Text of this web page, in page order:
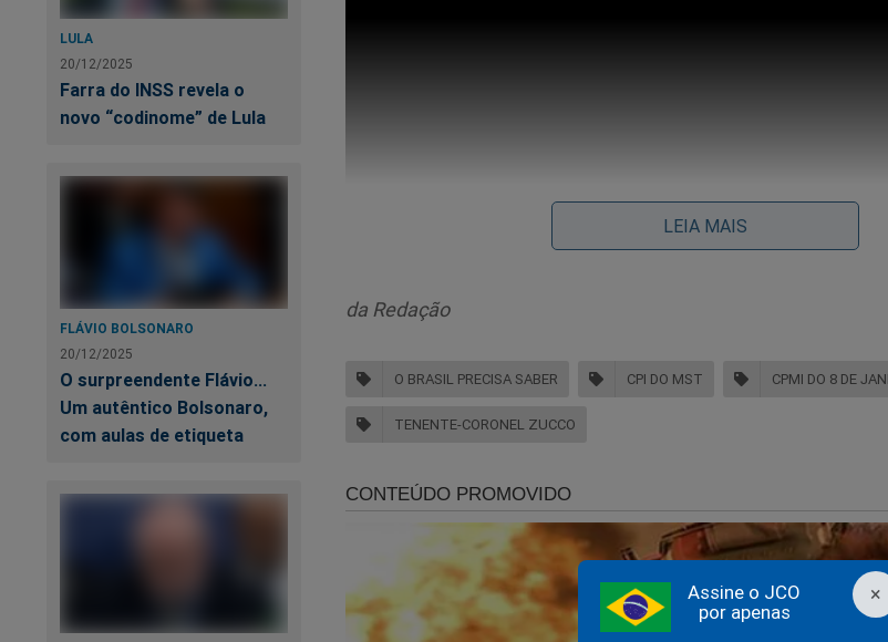
×
Assine o JCO
por apenas
LULA
20/12/2025
Farra do INSS revela o
novo “codinome” de Lula
FLÁVIO BOLSONARO
20/12/2025
O surpreendente Flávio...
Um autêntico Bolsonaro,
com aulas de etiqueta
LEIA MAIS
da Redação
O BRASIL PRECISA SABER CPI DO MST CPMI DO 8 DE
TENENTE-CORONEL ZUCCO